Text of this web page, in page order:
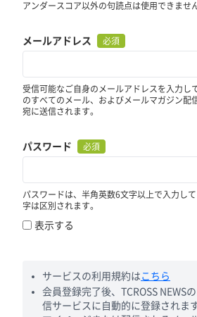
アンダースコア以外の句読点は使用できませ
メールアドレス 必須
受信可能なご自身のメールアドレスを入力し
のすべてのメール、およびメールマガジン配
宛に送信されます。
パスワード 必須
パスワードは、半角英数6文字以上で入力し
字は区別されます。
表示する
サービスの利用規約は こちら
会員登録完了後、TCROSS NEWS
信サービスに自動的に登録されま